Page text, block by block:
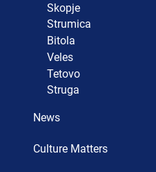
Skopje
Strumica
Bitola
Veles
Tetovo
Struga
News
Culture Matters